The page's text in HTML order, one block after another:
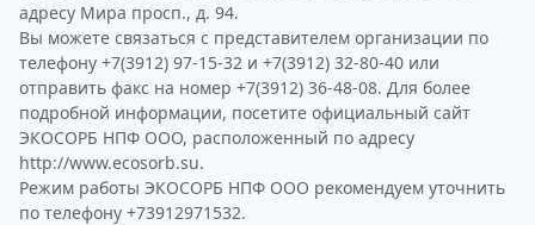
адресу Мира просп., д. 94.
Вы можете связаться с представителем организации по
телефону +7(3912) 97-15-32 и +7(3912) 32-80-40 или
отправить факс на номер +7(3912) 36-48-08. Для более
подробной информации, посетите официальный сайт
ЭКОСОРБ НПФ ООО, расположенный по адресу
http://www.ecosorb.su.
Режим работы ЭКОСОРБ НПФ ООО рекомендуем уточнить
по телефону +73912971532.